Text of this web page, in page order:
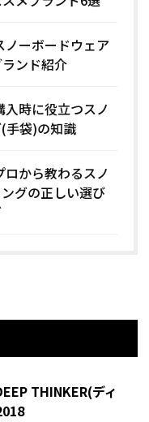
ノーボードウェア
ンド紹介
入時に役立つスノ
手袋)の知識
ロから教わるスノ
グの正しい選び
THINKER(ディ